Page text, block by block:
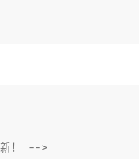
！ -->